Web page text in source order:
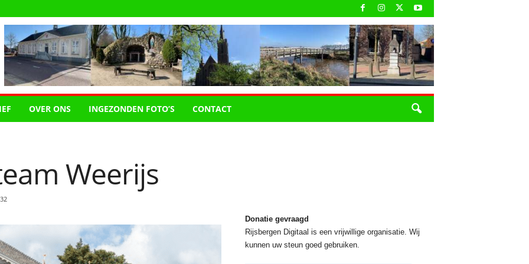
OVER ONS INGEZONDEN FOTO’S CONTACT
Weerijs
Donatie gevraagd
Rijsbergen Digitaal is een vrijwillige organisatie. Wij
kunnen uw steun goed gebruiken.